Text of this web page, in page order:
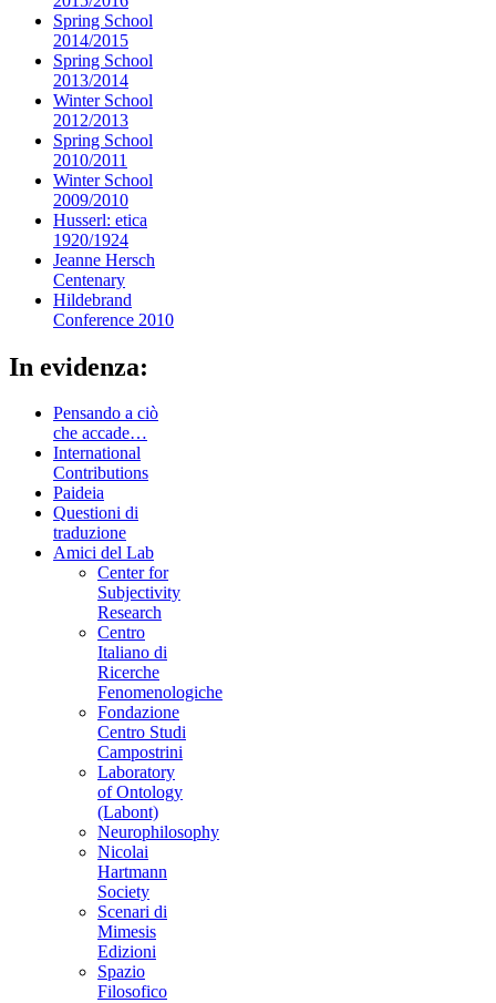
Spring School
2014/2015
Spring School
2013/2014
Winter School
2012/2013
Spring School
2010/2011
Winter School
2009/2010
Husserl: etica
1920/1924
Jeanne Hersch
Centenary
Hildebrand
Conference 2010
In evidenza:
Pensando a ciò
che accade…
International
Contributions
Paideia
Questioni di
traduzione
Amici del Lab
Center for
Subjectivity
Research
Centro
Italiano di
Ricerche
Fenomenologiche
Fondazione
Centro Studi
Campostrini
Laboratory
of Ontology
(Labont)
Neurophilosophy
Nicolai
Hartmann
Society
Scenari di
Mimesis
Edizioni
Spazio
Filosofico